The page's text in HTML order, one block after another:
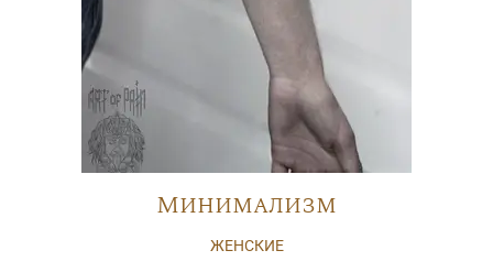
Минимализм
ЖЕНСКИЕ